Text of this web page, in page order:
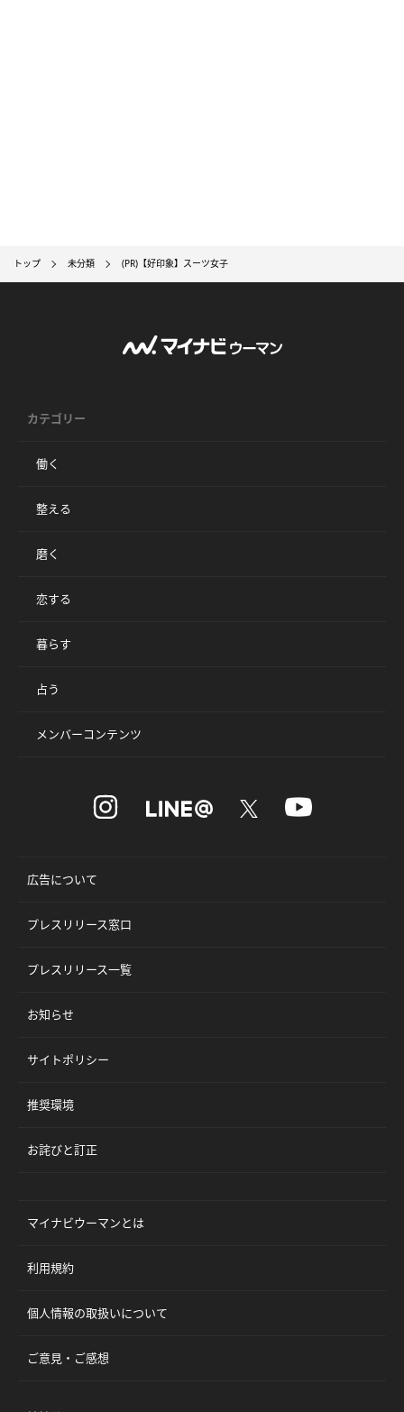
トップ 未分類 (PR)【好印象】スーツ女子
カテゴリー
働く
整える
磨く
恋する
暮らす
占う
メンバーコンテンツ
広告について
プレスリリース窓口
プレスリリース一覧
お知らせ
サイトポリシー
推奨環境
お詫びと訂正
マイナビウーマンとは
利用規約
個人情報の取扱いについて
ご意見・ご感想